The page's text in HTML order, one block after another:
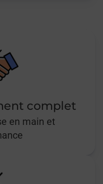
complet
en main et